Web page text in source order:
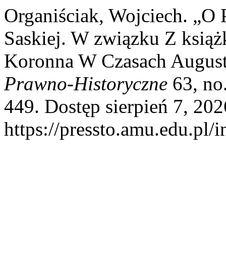
Organiściak, Wojciech.
Saskiej. W związku Z
Koronna W Czasach
Prawno-Historyczne 63,
449. Dostęp sierpień 7,
https://